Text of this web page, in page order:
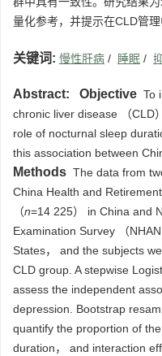
量化参考，并提示在CLD管
关键词: 慢性肝病 / 睡眠 /
Abstract: Objective To
chronic liver disease （CLD
role of nocturnal sleep
this association between
Methods The data from
China Health and
（n=14 225） in China and
Examination Survey （
States， and the subjects
CLD group. A stepwise
assess the independent
depression. Bootstrap
quantify the proportion of
duration， and interaction